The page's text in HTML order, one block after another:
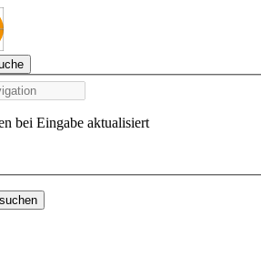
bei Eingabe aktualisiert